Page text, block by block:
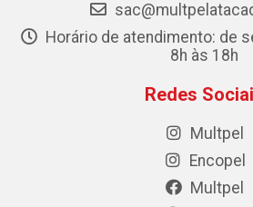
Horário de atendimento: de
8h às 18h
Redes
Multpel
Encopel
Multpel